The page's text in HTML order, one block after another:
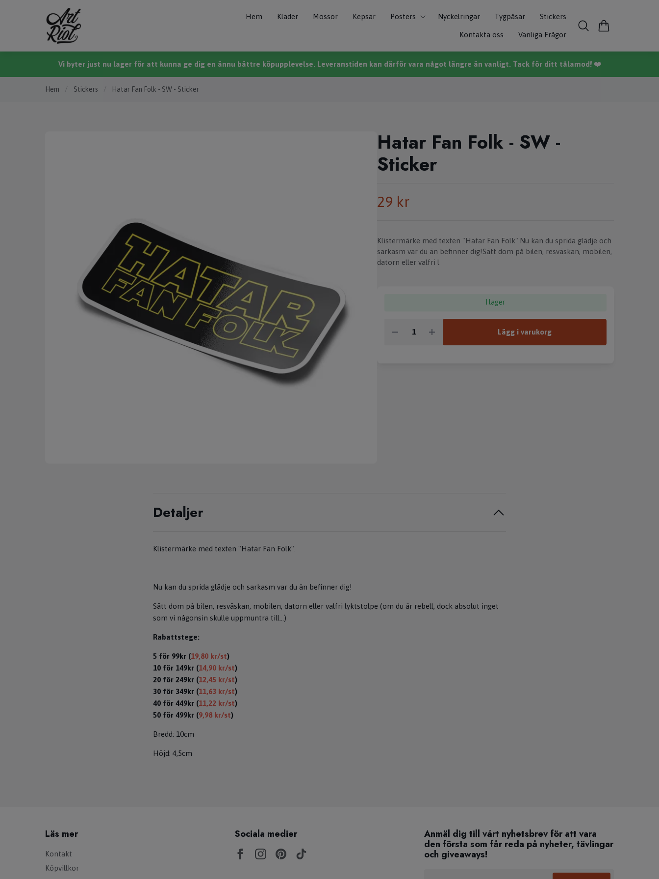
Hem Kläder Mössor Kepsar Posters Nyckelringar Tygpåsar Stickers
Kontakta oss Vanliga Frågor
Vi byter just nu lager för att kunna ge dig en ännu bättre köpupplevelse. Leveranstiden kan därför vara något längre än vanligt. Tack för ditt tålamod! ❤️
Hem / Stickers / Hatar Fan Folk - SW - Sticker
Hatar Fan Folk - SW -
Sticker
29 kr
Klistermärke med texten "Hatar Fan Folk".Nu kan du sprida glädje och
sarkasm var du än befinner dig!Sätt dom på bilen, resväskan, mobilen,
datorn eller valfri l
I lager
Lägg i varukorg
Detaljer
Klistermärke med texten "Hatar Fan Folk".
Nu kan du sprida glädje och sarkasm var du än befinner dig!
Sätt dom på bilen, resväskan, mobilen, datorn eller valfri lyktstolpe (om du är rebell, dock absolut inget
som vi någonsin skulle uppmuntra till...)
Rabattstege:
5 för 99kr (19,80 kr/st)
10 för 149kr (14,90 kr/st)
20 för 249kr (12,45 kr/st)
30 för 349kr (11,63 kr/st)
40 för 449kr (11,22 kr/st)
50 för 499kr (9,98 kr/st)
Bredd: 10cm
Höjd: 4,5cm
Läs mer
Kontakt
Köpvillkor
Sociala medier
Anmäl dig till vårt nyhetsbrev för att vara
den första som får reda på nyheter, tävlingar
och giveaways!